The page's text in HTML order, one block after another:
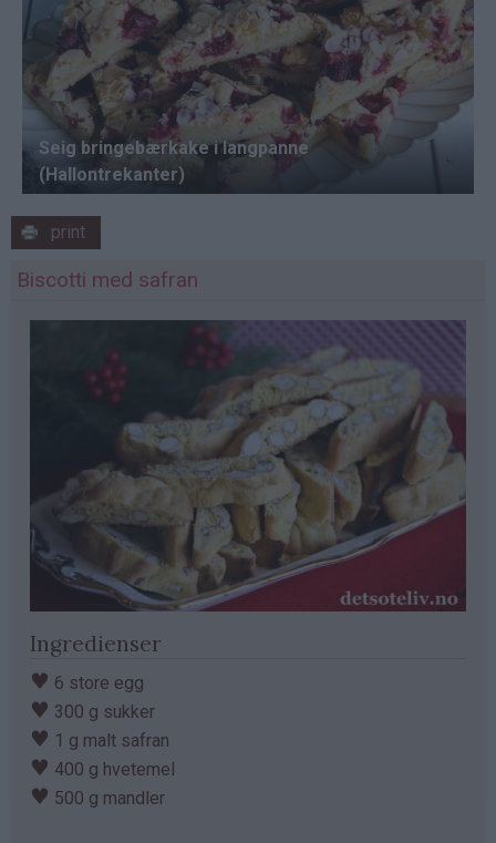
print
Biscotti med safran
Ingredienser
♥ 6 store egg
♥ 300 g sukker
♥ 1 g malt safran
♥ 400 g hvetemel
♥ 500 g mandler